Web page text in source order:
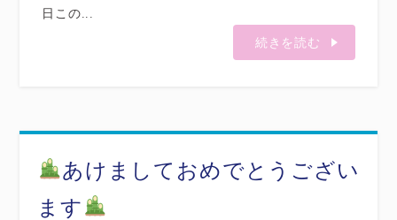
日この...
続きを読む
あけましておめでとうござい
ます